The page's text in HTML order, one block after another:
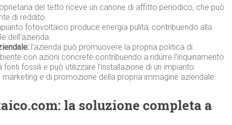
del tetto riceve un canone di affitto periodico, che può
di reddito.
fotovoltaico produce energia pulita, contribuendo alla
dell’azienda.
l’azienda può promuovere la propria politica di
con azioni concrete contribuendo a ridurre l’inquinamento
fossili e può utilizzare l’installazione di un impianto
e di promozione della propria immagine aziendale.
la soluzione completa a